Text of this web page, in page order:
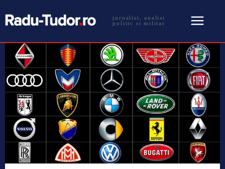
jurnalist, analist
politic si militar